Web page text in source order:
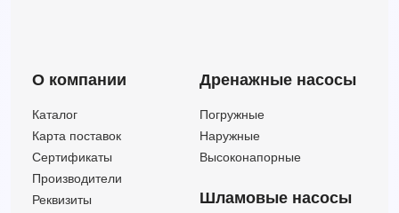
О компании
Каталог
Карта поставок
Сертификаты
Производители
Реквизиты
Дренажные насосы
Погружные
Наружные
Высоконапорные
Шламовые насосы